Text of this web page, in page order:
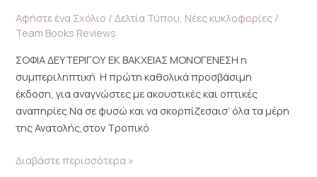
Αφήστε ένα Σχόλιο /Δελτία Τύπου, Νέες κυκλοφορίες /
Team Books Reviews
ΣΟΦΙΑ ΔΕΥΤΕΡΙΓΟΥ ΕΚ ΒΑΚΧΕΙΑΣ ΜΟΝΟΓΕΝΕΣΗ η
συμπεριληπτική Η πρώτη καθολικά προσβάσιμη
έκδοση, για αναγνώστες με ακουστικές και οπτικές
αναπηρίες Να σε φυσώ και να σκορπίζεσαισ’ όλα τα μέρη
της Ανατολής,στον Τροπικό
Διαβάστε περισσότερα »